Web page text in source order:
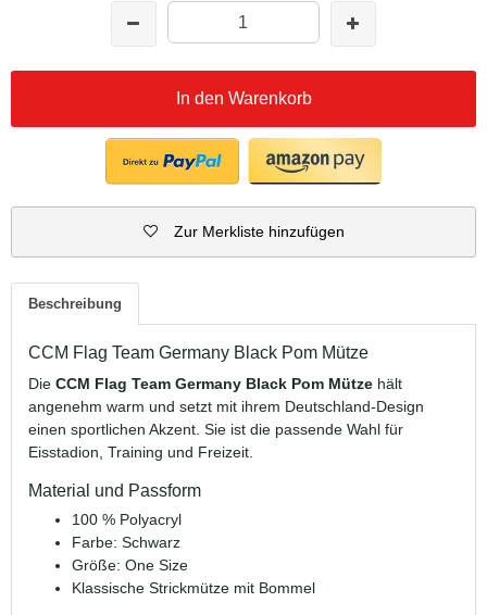
In den Warenkorb
Zur Merkliste hinzufügen
Beschreibung
CCM Flag Team Germany Black Pom Mütze
Die CCM Flag Team Germany Black Pom Mütze hält
angenehm warm und setzt mit ihrem Deutschland-Design
einen sportlichen Akzent. Sie ist die passende Wahl für
Eisstadion, Training und Freizeit.
Material und Passform
100 % Polyacryl
Farbe: Schwarz
Größe: One Size
Klassische Strickmütze mit Bommel